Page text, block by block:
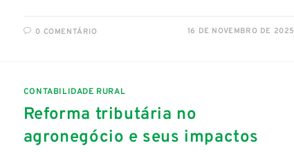
0 COMENTÁRIO 16 DE NOVEMBRO DE 2025
CONTABILIDADE RURAL
Reforma tributária no
agronegócio e seus impactos